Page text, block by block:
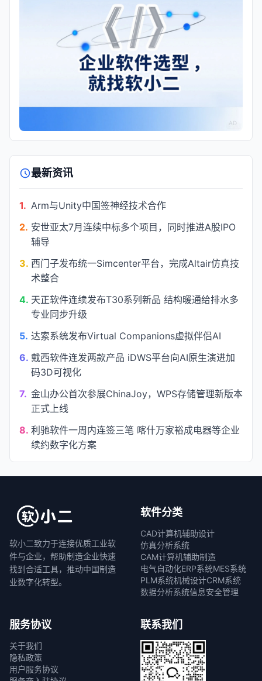
AD
最新资讯
1. Arm与Unity中国签神经技术合作
2. 安世亚太7月连续中标多个项目，同时推进A股IPO
辅导
3. 西门子发布统一Simcenter平台，完成Altair仿真技
术整合
4. 天正软件连续发布T30系列新品 结构暖通给排水多
专业同步升级
5. 达索系统发布Virtual Companions虚拟伴侣AI
6. 戴西软件连发两款产品 iDWS平台向AI原生演进加
码3D可视化
7. 金山办公首次参展ChinaJoy，WPS存储管理新版本
正式上线
8. 利驰软件一周内连签三笔 喀什万家裕成电器等企业
续约数字化方案
软小二致力于连接优质工业软
件与企业，帮助制造企业快速
找到合适工具，推动中国制造
业数字化转型。
软件分类
CAD计算机辅助设计
仿真分析系统
CAM计算机辅助制造
电气自动化ERP系统MES系统
PLM系统机械设计CRM系统
数据分析系统信息安全管理
服务协议
关于我们
隐私政策
用户服务协议
联系我们